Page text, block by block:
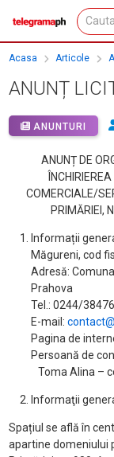
Acasa Articole
ANUNȚ
ANUNTURI
ANUNȚ DE
COMERCIALE/
PRIMĂRIEI,
Informații
Măgureni, cod
Adresă:
Prahova
Tel.: 0244/
E-mail:
Pagina de
Persoană de
Toma Alina –
Informaţii
Spațiul se află în
apartine domeniului